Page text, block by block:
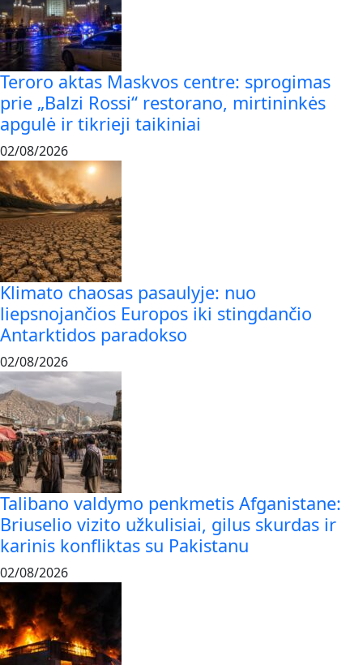
Teroro aktas Maskvos centre: sprogimas
prie „Balzi Rossi“ restorano, mirtininkės
apgulė ir tikrieji taikiniai
02/08/2026
Klimato chaosas pasaulyje: nuo
liepsnojančios Europos iki stingdančio
Antarktidos paradokso
02/08/2026
Talibano valdymo penkmetis Afganistane:
Briuselio vizito užkulisiai, gilus skurdas ir
karinis konfliktas su Pakistanu
02/08/2026